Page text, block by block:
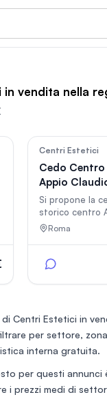
vendita nella
Centri Estetici
Cedo
Appio
Si propone la
storico centro
Beauty, situato
conosciuta,
Pedicure SPA
Strategica:
zona ad alto
clientela
norma e
d’avanguardia
Avviato:
Roma
Centri Estetici in
per settore,
interna gratuita.
per questi annunci
i prezzi medi di